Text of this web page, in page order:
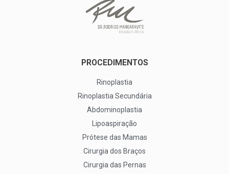
PROCEDIMENTOS
Rinoplastia
Rinoplastia Secundária
Abdominoplastia
Lipoaspiração
Prótese das Mamas
Cirurgia dos Braços
Cirurgia das Pernas